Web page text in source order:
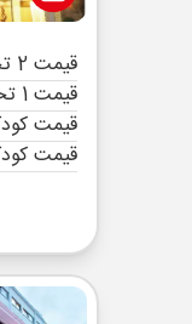
قیمت 2 تخته (هرنفر)
قیمت 1 تخته (هرنفر)
قیمت
قیمت